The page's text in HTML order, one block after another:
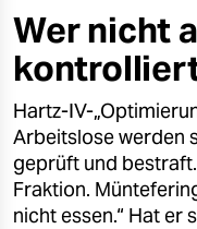
öko
gesellschaft
kultur
sport
berlin
Wer nicht
Hartz-IV-
Arbeitslose werden
geprüft und
Fraktion.
nicht essen.“ Hat er